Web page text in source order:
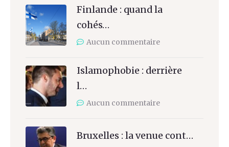
Finlande : quand la
cohés…
Aucun commentaire
Islamophobie : derrière
l…
Aucun commentaire
Bruxelles : la venue cont…